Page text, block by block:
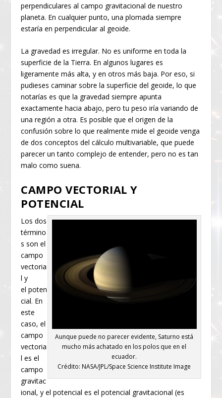
perpendiculares al campo gravitacional de nuestro
planeta. En cualquier punto, una plomada siempre
estaría en perpendicular al geoide.
La gravedad es irregular. No es uniforme en toda la
superficie de la Tierra. En algunos lugares es
ligeramente más alta, y en otros más baja. Por eso, si
pudieses caminar sobre la superficie del geoide, lo que
notarías es que la gravedad siempre apunta
exactamente hacia abajo, pero tu peso iría variando de
una región a otra. Es posible que el origen de la
confusión sobre lo que realmente mide el geoide venga
de dos conceptos del cálculo multivariable, que puede
parecer un tanto complejo de entender, pero no es tan
malo como suena.
CAMPO VECTORIAL Y
POTENCIAL
Aunque puede no parecer evidente, Saturno está
mucho más achatado en los polos que en el
ecuador.
Crédito: NASA/JPL/Space Science Institute Image
Los dos
término
s son el
campo
vectoria
l y
el poten
cial. En
este
caso, el
campo
vectoria
l es el
campo
gravitac
ional, y el potencial es el potencial gravitacional (es